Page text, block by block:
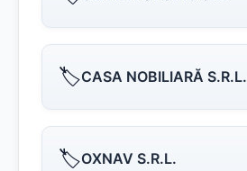
🏷️CASA NOBILIARĂ S.R.L.
🏷️OXNAV S.R.L.